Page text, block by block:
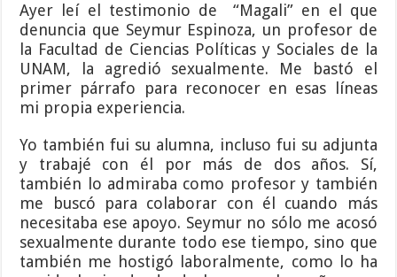
Ayer leí el testimonio de “Magali” en el que
denuncia que Seymur Espinoza, un profesor de
la Facultad de Ciencias Políticas y Sociales de la
UNAM, la agredió sexualmente. Me bastó el
primer párrafo para reconocer en esas líneas
mi propia experiencia.
Yo también fui su alumna, incluso fui su adjunta
y trabajé con él por más de dos años. Sí,
también lo admiraba como profesor y también
me buscó para colaborar con él cuando más
necesitaba ese apoyo. Seymur no sólo me acosó
sexualmente durante todo ese tiempo, sino que
también me hostigó laboralmente, como lo ha